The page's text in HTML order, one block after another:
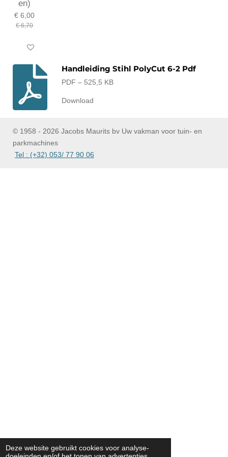
Deze website gebruikt cookies voor analyse-
en)
€ 6,00
€ 6,70
In winkelwagen
Handleiding Stihl PolyCut 6-2 Pdf
PDF – 525,5 KB
Download
© 1958 - 2026 Jacobs Maurits bv Uw vakman voor tuin- en
parkmachines
Tel : (+32) 053/ 77 90 06